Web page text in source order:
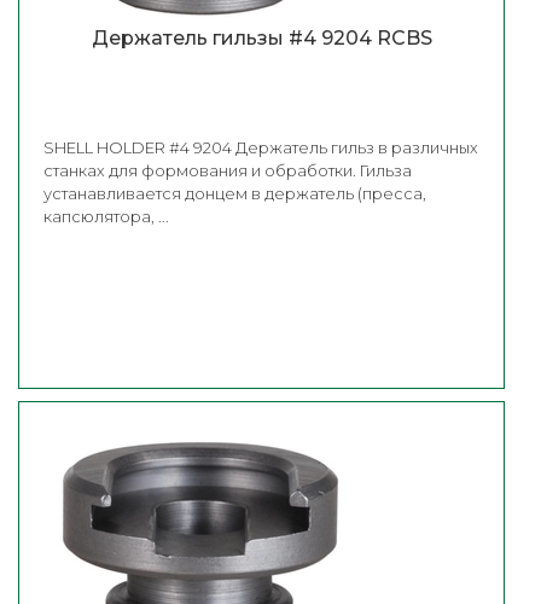
Держатель гильзы #4 9204 RCBS
SHELL HOLDER #4 9204 Держатель гильз в различных
станках для формования и обработки. Гильза
устанавливается донцем в держатель (пресса,
капсюлятора, ...